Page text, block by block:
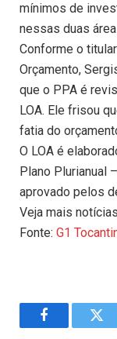
mínimos de
nessas duas
Conforme o
Orçamento,
que o PPA é
LOA. Ele frisou
fatia do
O LOA é
Plano Plurianual
aprovado pelos
Veja mais
Fonte: G1
Facebook